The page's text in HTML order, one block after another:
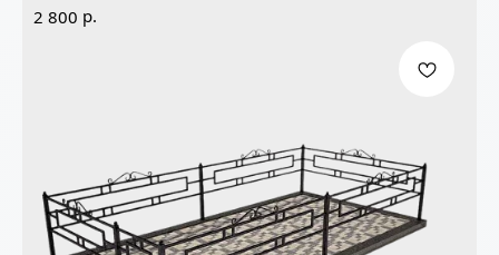
2 800 р.